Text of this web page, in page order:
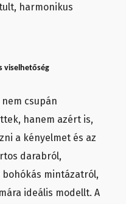
harmonikus
viselhetőség
csupán
hanem azért is,
a kényelmet és az
darabról,
mintázatról,
ideális modellt. A